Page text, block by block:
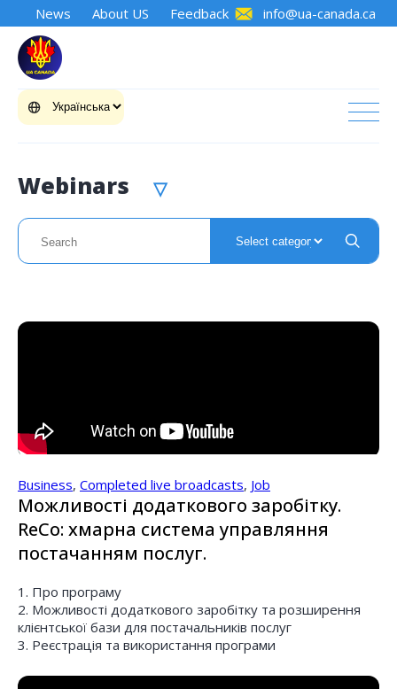
News About US Feedback info@ua-canada.ca
Webinars ▽
Business, Completed live broadcasts, Job
Можливості додаткового заробітку.
ReCo: хмарна система управляння
постачанням послуг.
1. Про програму
2. Можливості додаткового заробітку та розширення
клієнтської бази для постачальників послуг
3. Реєстрація та використання програми